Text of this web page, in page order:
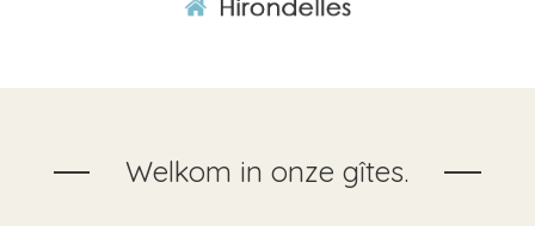
Welkom in onze gîtes.